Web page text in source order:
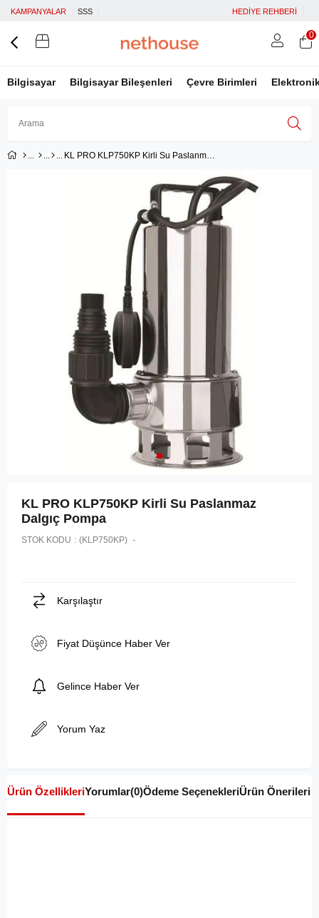
KAMPANYALAR SSS HEDİYE REHBERİ
Bilgisayar Bilgisayar Bileşenleri Çevre Birimleri
Google İle Bağlan
0
KL PRO KLP750KP Kirli Su Paslanmaz Dalgıç Pompa
KL PRO KLP750KP Kirli Su Paslanmaz
Dalgıç Pompa
STOK KODU (KLP750KP)
Karşılaştır
Fiyat Düşünce Haber Ver
Gelince Haber Ver
Yorum Yaz
Ürün ÖzellikleriYorumlar(0)Ödeme SeçenekleriÜrün Önerileri